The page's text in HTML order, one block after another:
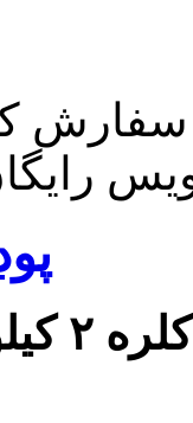
کالا:
باران